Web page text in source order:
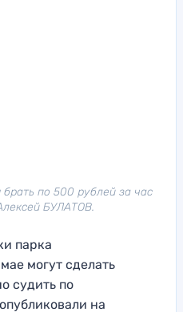
по 500 рублей за час
БУЛАТОВ.
парка
могут сделать
судить по
на